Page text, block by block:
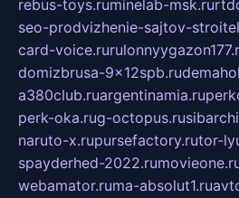
rebus-toys.ruminelab-msk.ru
seo-prodvizhenie-sajtov-
card-voice.ru
domizbrusa-9x12spb.ru
a380club.ruargentinamia.ru
perk-oka.rug-octopus.ru
naruto-x.rupursefactory.rutor-
spayderhed-2022.ru
webamator.ruma-absolut1.ru